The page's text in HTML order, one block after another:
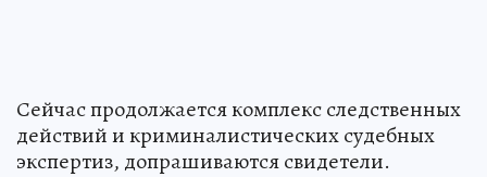
Сейчас продолжается комплекс следственных
действий и криминалистических судебных
экспертиз, допрашиваются свидетели.